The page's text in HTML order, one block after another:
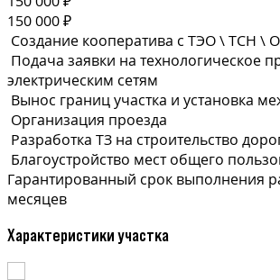
150 000 ₽
Создание кооператива с ТЭО \ ТСН \
Подача заявки на технологическое
электрическим сетям
Вынос границ участка и установка
Организация проезда
Разработка ТЗ на строительство
Благоустройство мест общего
Гарантированный срок выполнения
месяцев
Характеристики участка